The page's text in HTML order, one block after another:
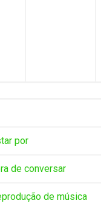
por
de conversar
de música